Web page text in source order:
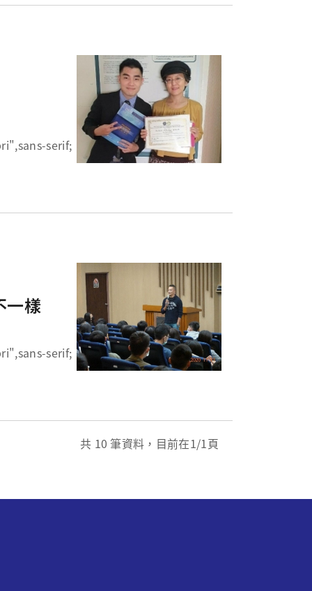
一樣
共 10 筆資料，目前在1/1頁